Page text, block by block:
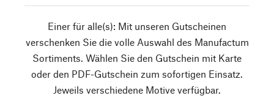
Einer für alle(s): Mit unseren Gutscheinen
verschenken Sie die volle Auswahl des Manufactum
Sortiments. Wählen Sie den Gutschein mit Karte
oder den PDF-Gutschein zum sofortigen Einsatz.
Jeweils verschiedene Motive verfügbar.